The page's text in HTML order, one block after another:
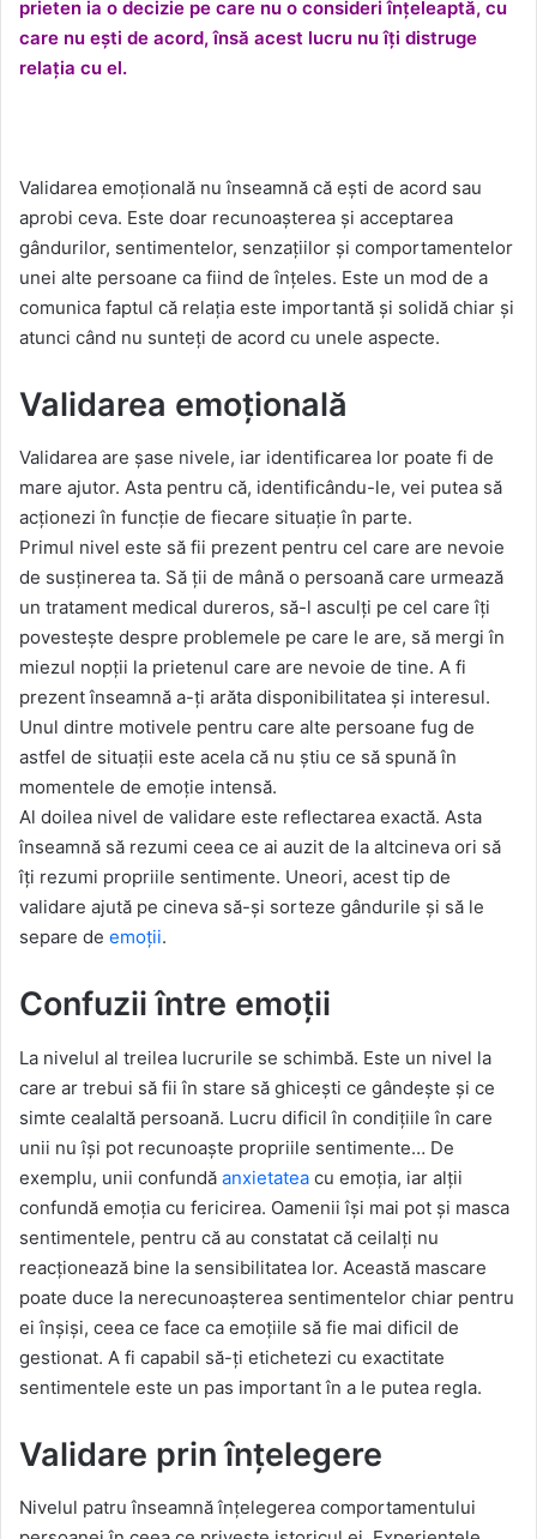
prieten ia o decizie pe care nu o consideri înțeleaptă, cu
care nu ești de acord, însă acest lucru nu îți distruge
relația cu el.
Validarea emoțională nu înseamnă că ești de acord sau
aprobi ceva. Este doar recunoașterea și acceptarea
gândurilor, sentimentelor, senzațiilor și comportamentelor
unei alte persoane ca fiind de înțeles. Este un mod de a
comunica faptul că relația este importantă și solidă chiar și
atunci când nu sunteți de acord cu unele aspecte.
Validarea emoțională
Validarea are șase nivele, iar identificarea lor poate fi de
mare ajutor. Asta pentru că, identificându-le, vei putea să
acționezi în funcție de fiecare situație în parte.
Primul nivel este să fii prezent pentru cel care are nevoie
de susținerea ta. Să ții de mână o persoană care urmează
un tratament medical dureros, să-l asculți pe cel care îți
povestește despre problemele pe care le are, să mergi în
miezul nopții la prietenul care are nevoie de tine. A fi
prezent înseamnă a-ți arăta disponibilitatea și interesul.
Unul dintre motivele pentru care alte persoane fug de
astfel de situații este acela că nu știu ce să spună în
momentele de emoție intensă.
Al doilea nivel de validare este reflectarea exactă. Asta
înseamnă să rezumi ceea ce ai auzit de la altcineva ori să
îți rezumi propriile sentimente. Uneori, acest tip de
validare ajută pe cineva să-și sorteze gândurile și să le
separe de emoții.
Confuzii între emoții
La nivelul al treilea lucrurile se schimbă. Este un nivel la
care ar trebui să fii în stare să ghicești ce gândește și ce
simte cealaltă persoană. Lucru dificil în condițiile în care
unii nu își pot recunoaște propriile sentimente… De
exemplu, unii confundă anxietatea cu emoția, iar alții
confundă emoția cu fericirea. Oamenii își mai pot și masca
sentimentele, pentru că au constatat că ceilalți nu
reacționează bine la sensibilitatea lor. Această mascare
poate duce la nerecunoașterea sentimentelor chiar pentru
ei înșiși, ceea ce face ca emoțiile să fie mai dificil de
gestionat. A fi capabil să-ți etichetezi cu exactitate
sentimentele este un pas important în a le putea regla.
Validare prin înțelegere
Nivelul patru înseamnă înțelegerea comportamentului